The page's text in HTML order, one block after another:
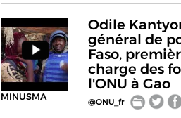
MINUSMA
Odile
général de
Faso,
charge des
l'ONU à Gao
@ONU_fr